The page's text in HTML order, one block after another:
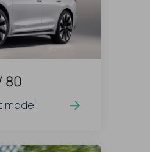
80
model